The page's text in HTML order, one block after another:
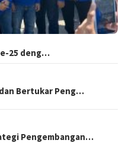
25 deng…
Bertukar Peng…
Pengembangan…